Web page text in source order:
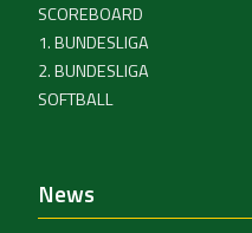
SCOREBOARD
1. BUNDESLIGA
2. BUNDESLIGA
SOFTBALL
News